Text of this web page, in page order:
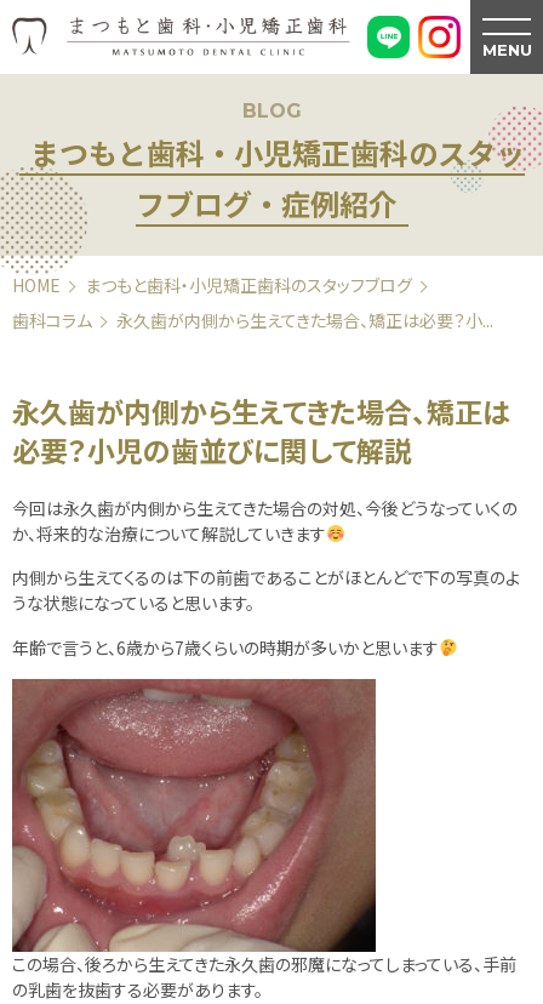
MENU
BLOG
まつもと歯科・小児矯正歯科のスタッ
フブログ・症例紹介
HOME
まつもと歯科・小児矯正歯科のスタッフブログ
歯科コラム
永久歯が内側から生えてきた場合、矯正は必要？小...
永久歯が内側から生えてきた場合、矯正は
必要？小児の歯並びに関して解説
今回は永久歯が内側から生えてきた場合の対処、今後どうなっていくの
か、将来的な治療について解説していきます
内側から生えてくるのは下の前歯であることがほとんどで下の写真のよ
うな状態になっていると思います。
年齢で言うと、6歳から7歳くらいの時期が多いかと思います
この場合、後ろから生えてきた永久歯の邪魔になってしまっている、手前
の乳歯を抜歯する必要があります。